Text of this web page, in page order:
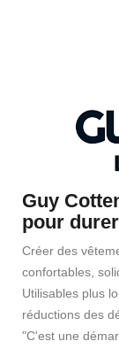
Guy
pour durer
Créer des
confortables,
Utilisables plus
réductions des
"C'est une